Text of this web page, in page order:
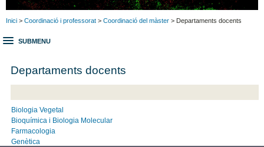
Inici > Coordinació i professorat > Coordinació del màster > Departaments docents
SUBMENU
Departaments docents
Biologia Vegetal
Bioquímica i Biologia Molecular
Farmacologia
Genètica